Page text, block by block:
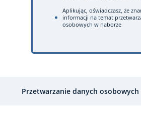
Aplikując, oświadczasz, że
informacji na temat
osobowych w naborze
Przetwarzanie danych osobowych